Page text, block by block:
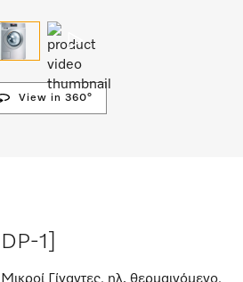
View in 360°
1]